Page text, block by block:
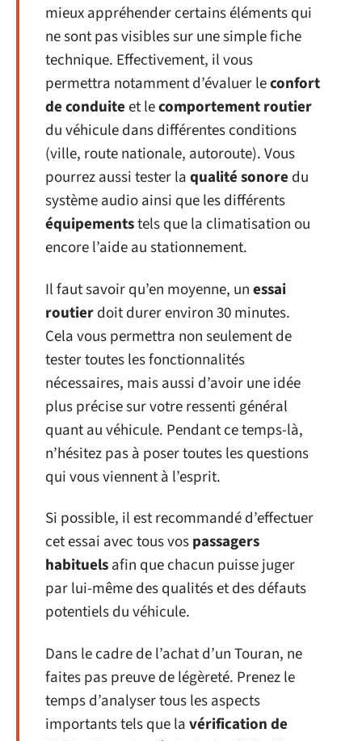
mieux appréhender certains éléments qui
ne sont pas visibles sur une simple fiche
technique. Effectivement, il vous
permettra notamment d’évaluer leconfort
de conduiteet lecomportement routier
du véhicule dans différentes conditions
(ville, route nationale, autoroute). Vous
pourrez aussi tester laqualité sonore du
système audio ainsi que les différents
équipementstels que la climatisation ou
encore l’aide au stationnement.
Il faut savoir qu’en moyenne, unessai
routierdoit durer environ 30 minutes.
Cela vous permettra non seulement de
tester toutes les fonctionnalités
nécessaires, mais aussi d’avoir une idée
plus précise sur votre ressenti général
quant au véhicule. Pendant ce temps-là,
n’hésitez pas à poser toutes les questions
qui vous viennent à l’esprit.
Si possible, il est recommandé d’effectuer
cet essai avec tous vospassagers
habituelsafin que chacun puisse juger
par lui-même des qualités et des défauts
potentiels du véhicule.
Dans le cadre de l’achat d’un Touran, ne
faites pas preuve de légèreté. Prenez le
temps d’analyser tous les aspects
importants tels que lavérification de